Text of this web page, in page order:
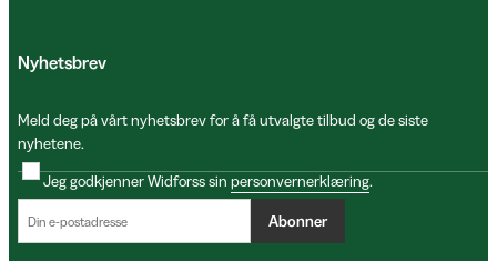
Nyhetsbrev
Meld deg på vårt nyhetsbrev for å få utvalgte tilbud og de siste
nyhetene.
Jeg godkjenner Widforss sin personvernerklæring.
Abonner